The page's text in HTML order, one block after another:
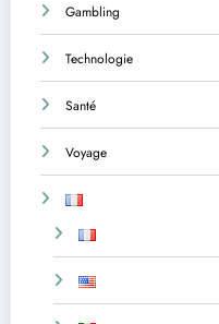
Gambling
Technologie
Santé
Voyage